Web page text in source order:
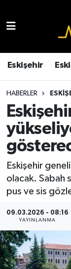
Eskişehir
HABERLER
Eskişehir
olacak. Sabah
pus ve sis
09.03.2026 - 08:16
YAYINLANMA
Çevre
Eğitim
Ekonomi
Eskişehir
Genel
Gündem
Kültür
Eskişehir
Eskişehir
TFF 3.Lig
Tüm
Son
Haber